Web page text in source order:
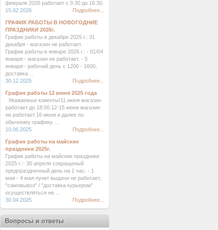
февраля 2026 работает с 9.30 до 16.30.
15.02.2026
Подробнее...
ГРАФИК РАБОТЫ В НОВОГОДНИЕ
ПРАЗДНИКИ 2026г.
График работы в декабре 2025 г.: 31
декабря - магазин не работает.
График работы в январе 2026 г.: - 01/04
января - магазин не работает. - 5
января - рабочий день с 1200 - 1600,
доставка ...
30.12.2025
Подробнее...
График работы 12 июня 2025 года
Уважаемые клиенты!11 июня магазин
работает до 18:00.12-15 июня магазин
не работает.16 июня и далее по
обычному графику. ...
10.06.2025
Подробнее...
График работы на майские
праздники 2025г.
График работы на майские праздники
2025 г.:- 30 апреля сокращеный
предпраздничный день на 1 час. - 1
мая - 4 мая пункт выдачи не работает,
"самовывоз" / "доставка курьером"
осуществляться не ...
30.04.2025
Подробнее...
Вопросы и ответы